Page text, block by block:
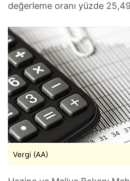
değerleme oranı yüzde
Vergi (AA)